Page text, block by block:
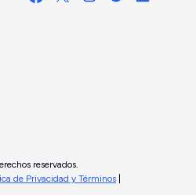
reservados.
de Privacidad y Términos